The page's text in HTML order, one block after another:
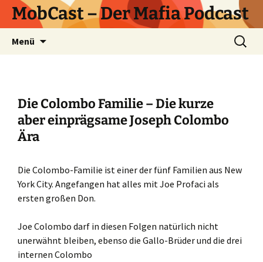
Zum
InhaltMobCast – Der Mafia Podcast
Menü
Suchen
nach:
Die Colombo Familie – Die kurze
aber einprägsame Joseph Colombo
Ära
Die Colombo-Familie ist einer der fünf Familien aus New
York City. Angefangen hat alles mit Joe Profaci als
ersten großen Don.
Joe Colombo darf in diesen Folgen natürlich nicht
unerwähnt bleiben, ebenso die Gallo-Brüder und die drei
internen Colombo